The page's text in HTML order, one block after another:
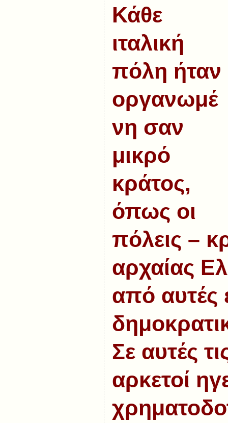
Κάθε
ιταλική
πόλη ήταν
οργανωμέ
νη σαν
μικρό
κράτος,
όπως οι
πόλεις –
αρχαίας
από αυτές
Σε αυτές
αρκετοί